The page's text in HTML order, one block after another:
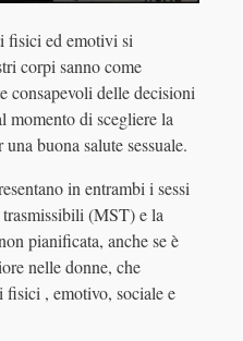
fisici ed emotivi si
corpi sanno come
consapevoli delle decisioni
momento di scegliere la
buona salute sessuale.
in entrambi i sessi
trasmissibili (MST) e la
pianificata, anche se è
nelle donne, che
fisici , emotivo, sociale e